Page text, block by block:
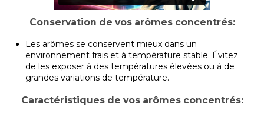
Conservation de vos arômes concentrés:
Les arômes se conservent mieux dans un
environnement frais et à température stable. Évitez
de les exposer à des températures élevées ou à de
grandes variations de température.
Caractéristiques de vos arômes concentrés: